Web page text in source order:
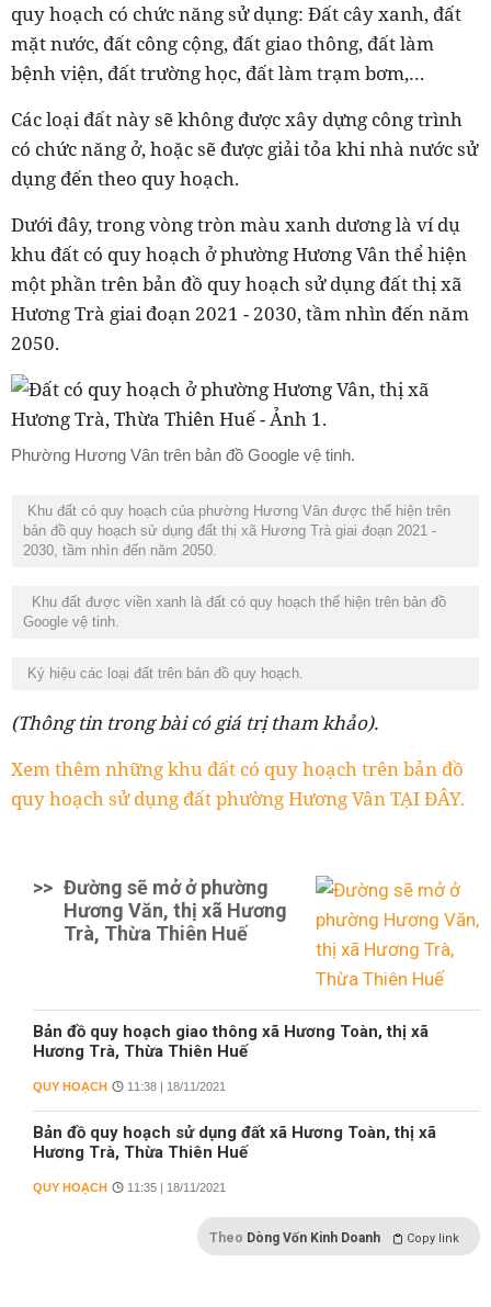
quy hoạch có chức năng sử dụng: Đất cây xanh, đất
mặt nước, đất công cộng, đất giao thông, đất làm
bệnh viện, đất trường học, đất làm trạm bơm,…
Các loại đất này sẽ không được xây dựng công trình
có chức năng ở, hoặc sẽ được giải tỏa khi nhà nước sử
dụng đến theo quy hoạch.
Dưới đây, trong vòng tròn màu xanh dương là ví dụ
khu đất có quy hoạch ở phường Hương Vân thể hiện
một phần trên bản đồ quy hoạch sử dụng đất thị xã
Hương Trà giai đoạn 2021 - 2030, tầm nhìn đến năm
2050.
Phường Hương Vân trên bản đồ Google vệ tinh.
Khu đất có quy hoạch của phường Hương Vân được thể hiện trên
bản đồ quy hoạch sử dụng đất thị xã Hương Trà giai đoạn 2021 -
2030, tầm nhìn đến năm 2050.
Khu đất được viền xanh là đất có quy hoạch thể hiện trên bản đồ
Google vệ tinh.
Ký hiệu các loại đất trên bản đồ quy hoạch.
(Thông tin trong bài có giá trị tham khảo).
Xem thêm những khu đất có quy hoạch trên bản đồ
quy hoạch sử dụng đất phường Hương Vân TẠI ĐÂY.
>> Đường sẽ mở ở phường
Hương Văn, thị xã Hương
Trà, Thừa Thiên Huế
Bản đồ quy hoạch giao thông xã Hương Toàn, thị xã
Hương Trà, Thừa Thiên Huế
QUY HOẠCH 11:38 | 18/11/2021
Bản đồ quy hoạch sử dụng đất xã Hương Toàn, thị xã
Hương Trà, Thừa Thiên Huế
QUY HOẠCH 11:35 | 18/11/2021
Theo Dòng Vốn Kinh Doanh Copy link